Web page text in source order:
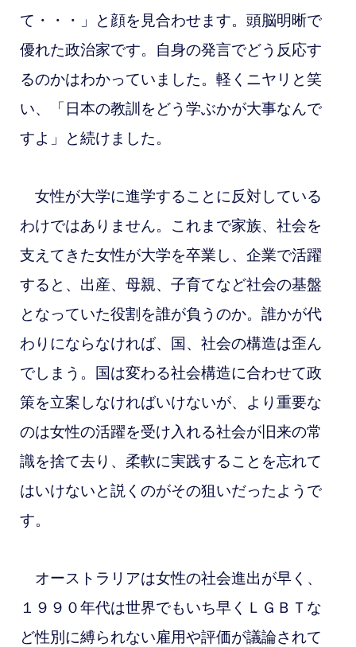
て・・・」と顔を見合わせます。頭脳明晰で
優れた政治家です。自身の発言でどう反応す
るのかはわかっていました。軽くニヤリと笑
い、「日本の教訓をどう学ぶかが大事なんで
すよ」と続けました。
女性が大学に進学することに反対している
わけではありません。これまで家族、社会を
支えてきた女性が大学を卒業し、企業で活躍
すると、出産、母親、子育てなど社会の基盤
となっていた役割を誰が負うのか。誰かが代
わりにならなければ、国、社会の構造は歪ん
でしまう。国は変わる社会構造に合わせて政
策を立案しなければいけないが、より重要な
のは女性の活躍を受け入れる社会が旧来の常
識を捨て去り、柔軟に実践することを忘れて
はいけないと説くのがその狙いだったようで
す。
オーストラリアは女性の社会進出が早く、
１９９０年代は世界でもいち早くＬＧＢＴな
ど性別に縛られない雇用や評価が議論されて